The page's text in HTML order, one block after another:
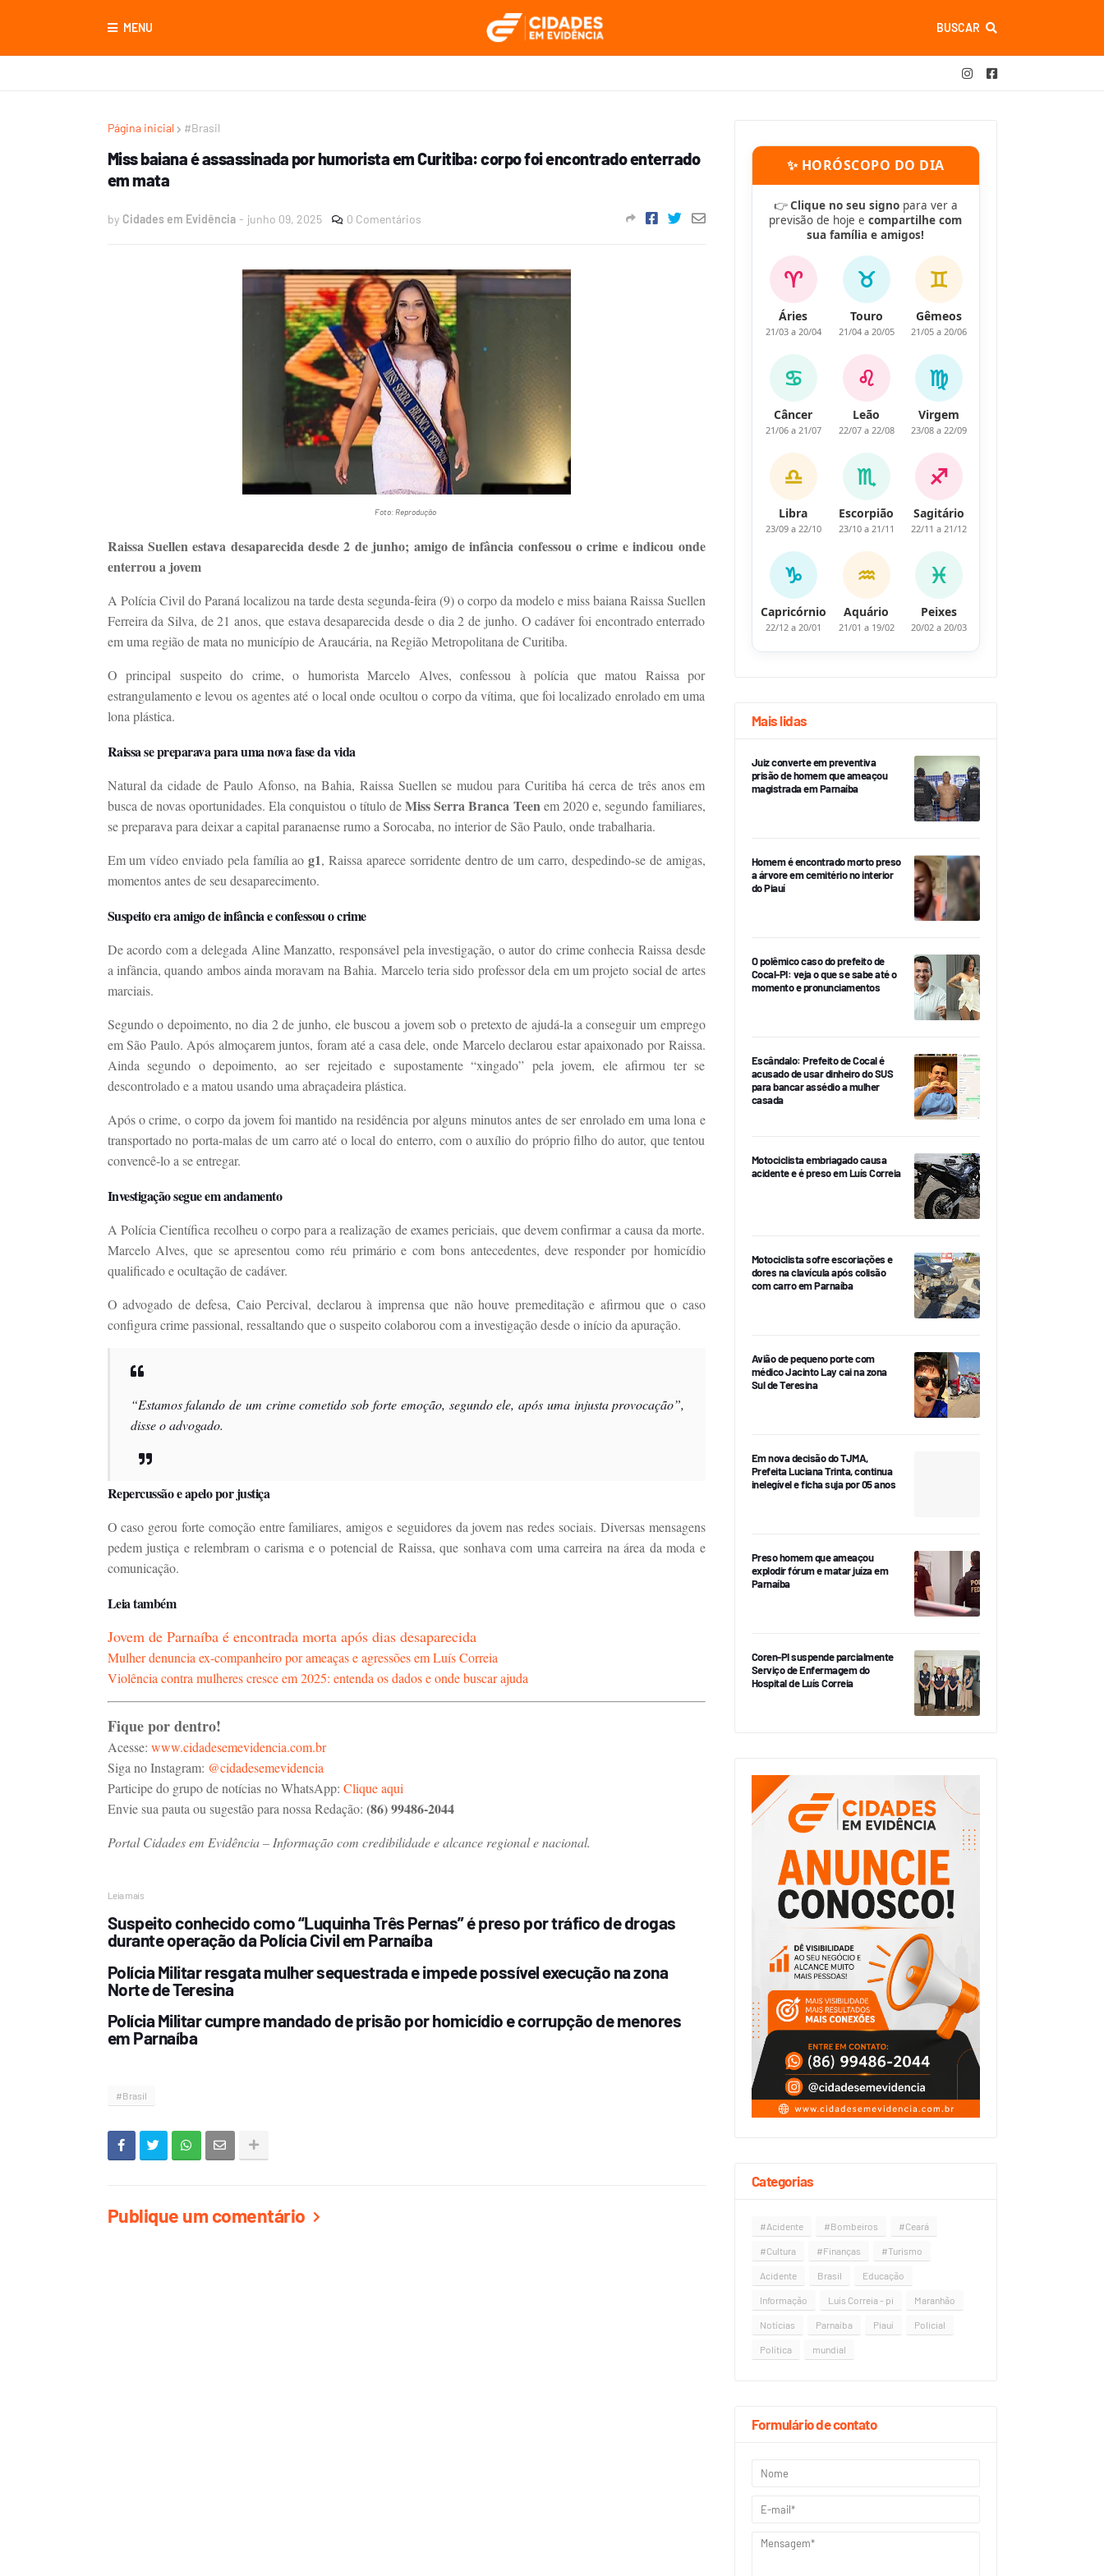
MENU BUSCAR
Página inicial #Brasil
Miss baiana é assassinada por humorista em Curitiba: corpo foi encontrado enterrado
em mata
by Cidades em Evidência - junho 09, 2025 0 Comentários
Foto: Reprodução
Raissa Suellen estava desaparecida desde 2 de junho; amigo de infância confessou o crime e indicou onde
enterrou a jovem
A Polícia Civil do Paraná localizou na tarde desta segunda-feira (9) o corpo da modelo e miss baiana Raissa Suellen
Ferreira da Silva, de 21 anos, que estava desaparecida desde o dia 2 de junho. O cadáver foi encontrado enterrado
em uma região de mata no município de Araucária, na Região Metropolitana de Curitiba.
O principal suspeito do crime, o humorista Marcelo Alves, confessou à polícia que matou Raissa por
estrangulamento e levou os agentes até o local onde ocultou o corpo da vítima, que foi localizado enrolado em uma
lona plástica.
Raissa se preparava para uma nova fase da vida
Natural da cidade de Paulo Afonso, na Bahia, Raissa Suellen se mudou para Curitiba há cerca de três anos em
busca de novas oportunidades. Ela conquistou o título deMiss Serra Branca Teen em 2020 e, segundo familiares,
se preparava para deixar a capital paranaense rumo a Sorocaba, no interior de São Paulo, onde trabalharia.
Em um vídeo enviado pela família aog1, Raissa aparece sorridente dentro de um carro, despedindo-se de amigas,
momentos antes de seu desaparecimento.
Suspeito era amigo de infância e confessou o crime
De acordo com a delegada Aline Manzatto, responsável pela investigação, o autor do crime conhecia Raissa desde
a infância, quando ambos ainda moravam na Bahia. Marcelo teria sido professor dela em um projeto social de artes
marciais.
Segundo o depoimento, no dia 2 de junho, ele buscou a jovem sob o pretexto de ajudá-la a conseguir um emprego
em São Paulo. Após almoçarem juntos, foram até a casa dele, onde Marcelo declarou estar apaixonado por Raissa.
Ainda segundo o depoimento, ao ser rejeitado e supostamente “xingado” pela jovem, ele afirmou ter se
descontrolado e a matou usando uma abraçadeira plástica.
Após o crime, o corpo da jovem foi mantido na residência por alguns minutos antes de ser enrolado em uma lona e
transportado no porta-malas de um carro até o local do enterro, com o auxílio do próprio filho do autor, que tentou
convencê-lo a se entregar.
Investigação segue em andamento
A Polícia Científica recolheu o corpo para a realização de exames periciais, que devem confirmar a causa da morte.
Marcelo Alves, que se apresentou como réu primário e com bons antecedentes, deve responder por homicídio
qualificado e ocultação de cadáver.
O advogado de defesa, Caio Percival, declarou à imprensa que não houve premeditação e afirmou que o caso
configura crime passional, ressaltando que o suspeito colaborou com a investigação desde o início da apuração.
“Estamos falando de um crime cometido sob forte emoção, segundo ele, após uma injusta provocação”,
disse o advogado.
Repercussão e apelo por justiça
O caso gerou forte comoção entre familiares, amigos e seguidores da jovem nas redes sociais. Diversas mensagens
pedem justiça e relembram o carisma e o potencial de Raissa, que sonhava com uma carreira na área da moda e
comunicação.
Leia também
Jovem de Parnaíba é encontrada morta após dias desaparecida
Mulher denuncia ex-companheiro por ameaças e agressões em Luís Correia
Violência contra mulheres cresce em 2025: entenda os dados e onde buscar ajuda
Fique por dentro!
Acesse: www.cidadesemevidencia.com.br
Siga no Instagram: @cidadesemevidencia
Participe do grupo de notícias no WhatsApp: Clique aqui
Envie sua pauta ou sugestão para nossa Redação: (86) 99486-2044
Portal Cidades em Evidência – Informação com credibilidade e alcance regional e nacional.
Leia mais
Suspeito conhecido como “Luquinha Três Pernas” é preso por tráfico de drogas
durante operação da Polícia Civil em Parnaíba
Polícia Militar resgata mulher sequestrada e impede possível execução na zona
Norte de Teresina
Polícia Militar cumpre mandado de prisão por homicídio e corrupção de menores
em Parnaíba
#Brasil
Publique um comentário
✨ HORÓSCOPO DO DIA
👉Clique no seu signopara ver a
previsão de hoje e compartilhe com
sua família e amigos!
♈
Áries
21/03 a 20/04
♉
Touro
21/04 a 20/05
♊
Gêmeos
21/05 a 20/06
♋
Câncer
21/06 a 21/07
♌
Leão
22/07 a 22/08
♍
Virgem
23/08 a 22/09
♎
Libra
23/09 a 22/10
♏
Escorpião
23/10 a 21/11
♐
Sagitário
22/11 a 21/12
♑
Capricórnio
22/12 a 20/01
♒
Aquário
21/01 a 19/02
♓
Peixes
20/02 a 20/03
Mais lidas
Juiz converte em preventiva
prisão de homem que ameaçou
magistrada em Parnaíba
Homem é encontrado morto preso
a árvore em cemitério no interior
do Piauí
O polêmico caso do prefeito de
Cocal-PI: veja o que se sabe até o
momento e pronunciamentos
Escândalo: Prefeito de Cocal é
acusado de usar dinheiro do SUS
para bancar assédio a mulher
casada
Motociclista embriagado causa
acidente e é preso em Luís Correia
Motociclista sofre escoriações e
dores na clavícula após colisão
com carro em Parnaíba
Avião de pequeno porte com
médico Jacinto Lay cai na zona
Sul de Teresina
Em nova decisão do TJMA,
Prefeita Luciana Trinta, continua
inelegível e ficha suja por 05 anos
Preso homem que ameaçou
explodir fórum e matar juíza em
Parnaíba
Coren-PI suspende parcialmente
Serviço de Enfermagem do
Hospital de Luís Correia
Categorias
#Acidente #Bombeiros #Ceará
#Cultura #Finanças #Turismo
Acidente Brasil Educação
Informação Luís Correia - pi Maranhão
Notícias Parnaíba Piauí Policial
Política mundial
Formulário de contato